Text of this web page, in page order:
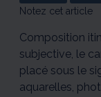
Notez cet article
Composition
subjective, le
placé sous le
aquarelles,